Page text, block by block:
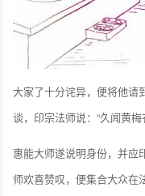
大家了十分诧异，便将他请
谈，印宗法师说：“久闻黄
惠能大师遂说明身份，并应
师欢喜赞叹，便集合大众在